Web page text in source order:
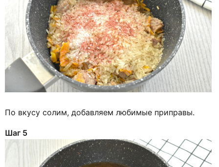
По вкусу солим, добавляем любимые приправы.
Шаг 5